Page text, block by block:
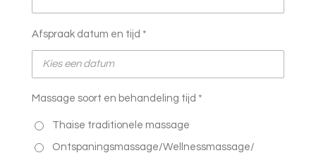
Afspraak datum en tijd *
Massage soort en behandeling tijd *
Thaise traditionele massage
Ontspaningsmassage/Wellnessmassage/